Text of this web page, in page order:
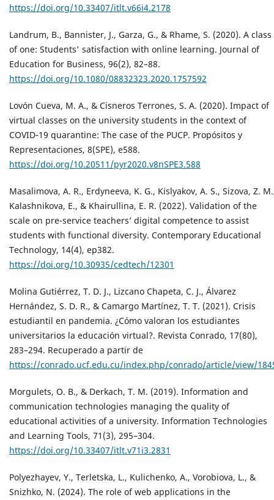
https://doi.org/10.33407/itlt.v66i4.2178
Landrum, B., Bannister, J., Garza, G., & Rhame, S. (2020). A class
of one: Students' satisfaction with online learning. Journal of
Education for Business, 96(2), 82–88.
https://doi.org/10.1080/08832323.2020.1757592
Lovón Cueva, M. A., & Cisneros Terrones, S. A. (2020). Impact of
virtual classes on the university students in the context of
COVID‐19 quarantine: The case of the PUCP. Propósitos y
Representaciones, 8(SPE), e588.
https://doi.org/10.20511/pyr2020.v8nSPE3.588
Masalimova, A. R., Erdyneeva, K. G., Kislyakov, A. S., Sizova, Z.
Kalashnikova, E., & Khairullina, E. R. (2022). Validation of the
scale on pre-service teachers’ digital competence to assist
students with functional diversity. Contemporary Educational
Technology, 14(4), ep382.
https://doi.org/10.30935/cedtech/12301
Molina Gutiérrez, T. D. J., Lizcano Chapeta, C. J., Álvarez
Hernández, S. D. R., & Camargo Martínez, T. T. (2021). Crisis
estudiantil en pandemia. ¿Cómo valoran los estudiantes
universitarios la educación virtual?. Revista Conrado, 17(80),
283–294. Recuperado a partir de
https://conrado.ucf.edu.cu/index.php/conrado/article/view/
Morgulets, O. B., & Derkach, T. M. (2019). Information and
communication technologies managing the quality of
educational activities of a university. Information Technologies
and Learning Tools, 71(3), 295–304.
https://doi.org/10.33407/itlt.v71i3.2831
Polyezhayev, Y., Terletska, L., Kulichenko, A., Vorobiova, L., &
Snizhko, N. (2024). The role of web applications in the